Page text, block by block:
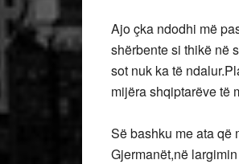
Ajo çka ndodhi më
shërbente si thikë në
sot nuk ka të
mijëra shqiptarëve të
Së bashku me ata që
Gjermanët,në